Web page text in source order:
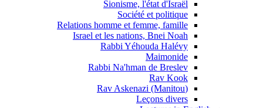
Sionisme, l'état d'Israël
Société et politique
Relations homme et femme, famille
Israel et les nations, Bnei Noah
Rabbi Yéhouda Halévy
Maimonide
Rabbi Na'hman de Breslev
Rav Kook
(Rav Askenazi (Manitou
Leçons divers